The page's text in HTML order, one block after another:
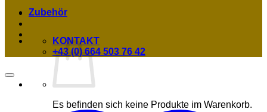
Es befinden sich keine Produkte im Warenkorb.
Zubehör
KONTAKT
+43 (0) 664 503 76 42